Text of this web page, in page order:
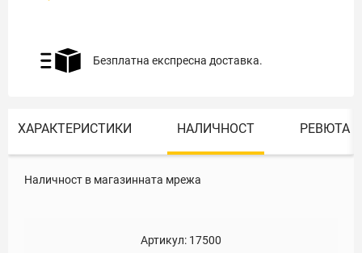
Безплатна експресна доставка.
ХАРАКТЕРИСТИКИ НАЛИЧНОСТ РЕВЮТА
Наличност в магазинната мрежа
Артикул: 17500